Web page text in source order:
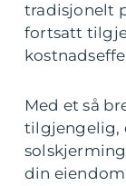
tradisjonelt
fortsatt
Med et så
tilgjengelig,
din